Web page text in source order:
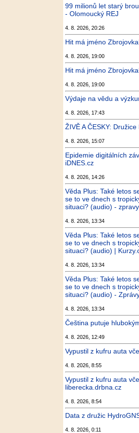
99 milionů let starý
- Olomoucký REJ
4. 8. 2026, 20:26
Hit má jméno
4. 8. 2026, 19:00
Hit má jméno
4. 8. 2026, 19:00
Výdaje na vědu a
4. 8. 2026, 17:43
ŽIVĚ A ČESKY:
4. 8. 2026, 15:07
Epidemie digitálních
iDNES.cz
4. 8. 2026, 14:26
Věda Plus: Také letos
se to ve dnech s
situaci? (audio) -
4. 8. 2026, 13:34
Věda Plus: Také letos
se to ve dnech s
situaci? (audio) |
4. 8. 2026, 13:34
Věda Plus: Také letos
se to ve dnech s
situaci? (audio) -
4. 8. 2026, 13:34
Čeština putuje
4. 8. 2026, 12:49
Vypustil z kufru auta
4. 8. 2026, 8:55
Vypustil z kufru auta
liberecka.drbna.cz
4. 8. 2026, 8:54
Data z družic
4. 8. 2026, 0:11